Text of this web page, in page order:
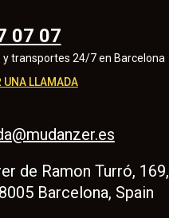
07 07
y transportes 24/7 en Barcelona
UNA LLAMADA
de Ramon Turró, 169,
Barcelona, Spain